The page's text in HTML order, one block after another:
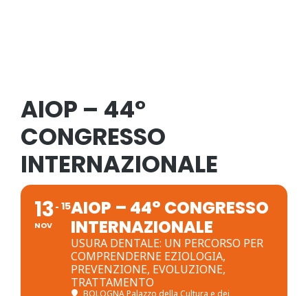
AIOP – 44°
CONGRESSO
INTERNAZIONALE
13
NOV
15AIOP – 44° CONGRESSO
INTERNAZIONALE
USURA DENTALE: UN PERCORSO PER
COMPRENDERNE EZIOLOGIA,
PREVENZIONE, EVOLUZIONE,
TRATTAMENTO
BOLOGNA Palazzo della Cultura e dei